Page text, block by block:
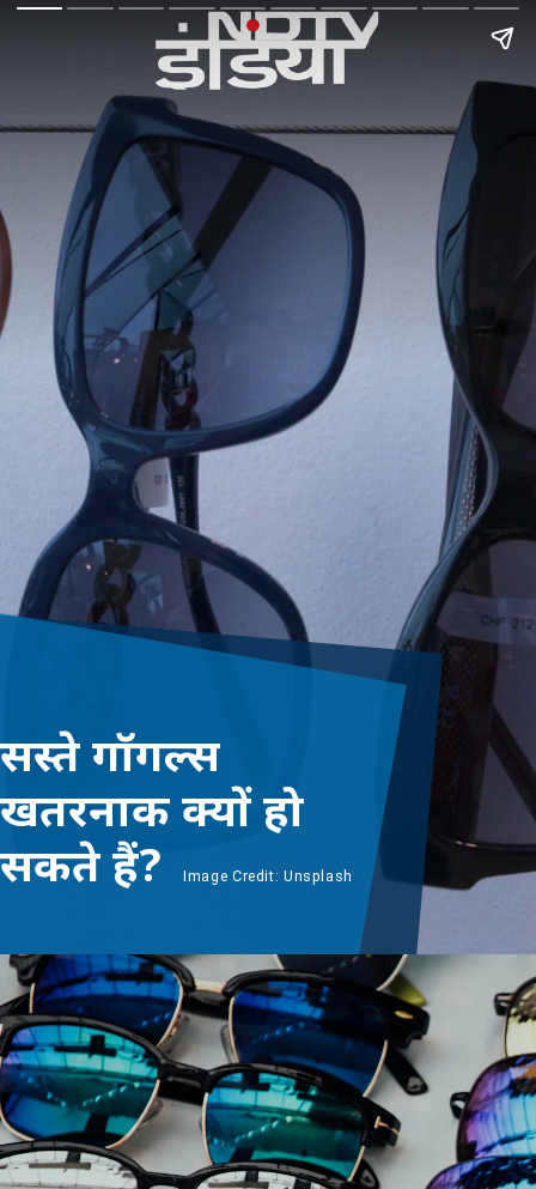
Image Credit: Unsplash
सस्ते गॉगल्स
खतरनाक क्यों हो
सकते हैं?